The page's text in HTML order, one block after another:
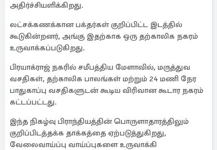
அதிர்ச்சியளிக்கிறது.
லட்சக்கணக்கான பக்தர்கள் குறிப்பிட்ட இடத்தில்
கூடுகின்றனர், அங்கு இதற்காக ஒரு தற்காலிக நகரம்
உருவாக்கப்படுகிறது.
பிரயாக்ராஜ் நகரில் சமீபத்திய மேளாவில், மருத்துவ
வசதிகள், தற்காலிக பாலங்கள் மற்றும் 24 மணி நேர
பாதுகாப்பு வசதிகளுடன் கூடிய விரிவான கூடார நகரம்
கட்டப்பட்டது.
இந்த நிகழ்வு பிராந்தியத்தின் பொருளாதாரத்திலும்
குறிப்பிடத்தக்க தாக்கத்தை ஏற்படுத்துகிறது,
வேலைவாய்ப்பு வாய்ப்புகளை உருவாக்கி